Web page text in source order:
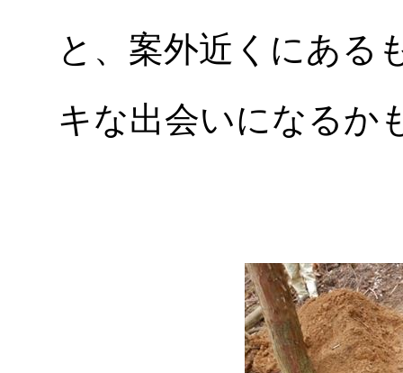
と、案外近くにある
キな出会いになるか